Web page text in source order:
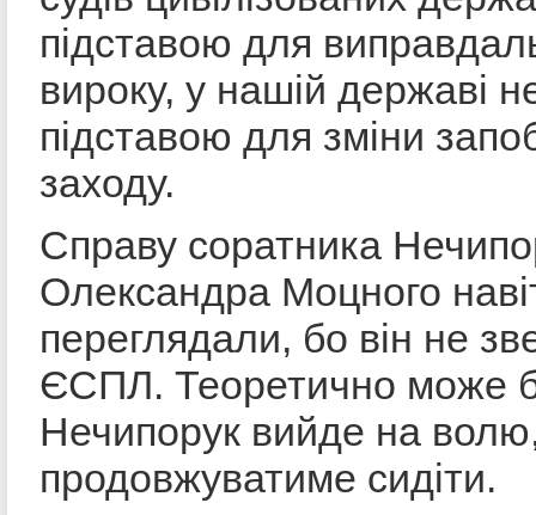
підставою для
вироку, у нашій державі
підставою для зміни
заходу.
Справу соратника
Олександра Моцного
переглядали, бо він не
ЄСПЛ. Теоретично може
Нечипорук вийде на
продовжуватиме сидіти.